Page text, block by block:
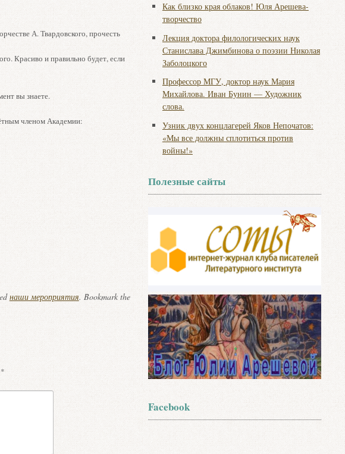
А. Твардовского, прочесть
Красиво и правильно будет, если
вы знаете.
членом Академии:
наши мероприятия. Bookmark the
*
Как близко края облаков! Юля Арешева-
творчество
Лекция доктора филологических наук
Станислава Джимбинова о поэзии Николая
Заболоцкого
Профессор МГУ, доктор наук Мария
Михайлова. Иван Бунин — Художник
слова.
Узник двух концлагерей Яков Непочатов:
«Мы все должны сплотиться против
войны!»
Полезные сайты
Facebook